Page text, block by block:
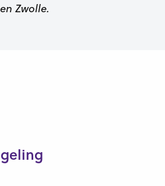
Zwolle.